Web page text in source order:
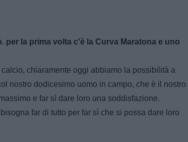
per la prima volta c'è la Curva Maratona e uno
chiaramente oggi abbiamo la possibilità a
nostro dodicesimo uomo in campo, che è il nostro
e far sì dare loro una soddisfazione.
far di tutto per far sì che si possa dare loro